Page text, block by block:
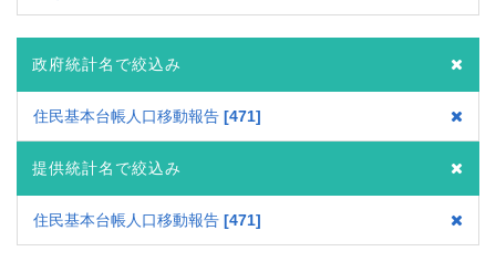
政府統計名で絞込み
住民基本台帳人口移動報告 471
提供統計名で絞込み
住民基本台帳人口移動報告 471